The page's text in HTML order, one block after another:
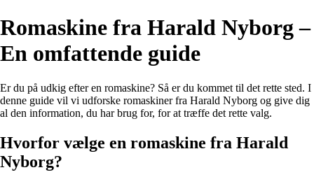
Romaskine fra Harald Nyborg –
En omfattende guide
Er du på udkig efter en romaskine? Så er du kommet til det rette sted. I
denne guide vil vi udforske romaskiner fra Harald Nyborg og give dig
al den information, du har brug for, for at træffe det rette valg.
Hvorfor vælge en romaskine fra Harald
Nyborg?